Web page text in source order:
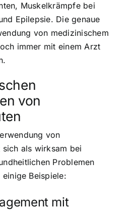
Muskelkrämpfe bei
Epilepsie. Die genaue
von medizinischem
immer mit einem Arzt
von
von
sich als wirksam bei
Problemen
Beispiele:
mit